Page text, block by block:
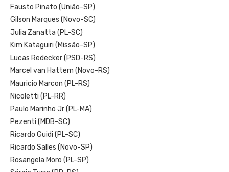
Fausto Pinato (União-SP)
Gilson Marques (Novo-SC)
Julia Zanatta (PL-SC)
Kim Kataguiri (Missão-SP)
Lucas Redecker (PSD-RS)
Marcel van Hattem (Novo-RS)
Mauricio Marcon (PL-RS)
Nicoletti (PL-RR)
Paulo Marinho Jr (PL-MA)
Pezenti (MDB-SC)
Ricardo Guidi (PL-SC)
Ricardo Salles (Novo-SP)
Rosangela Moro (PL-SP)